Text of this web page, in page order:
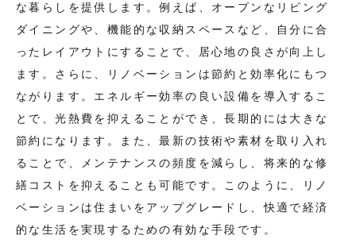
な暮らしを提供します。例えば、オープンなリビング
ダイニングや、機能的な収納スペースなど、自分に合
ったレイアウトにすることで、居心地の良さが向上し
ます。さらに、リノベーションは節約と効率化にもつ
ながります。エネルギー効率の良い設備を導入するこ
とで、光熱費を抑えることができ、長期的には大きな
節約になります。また、最新の技術や素材を取り入れ
ることで、メンテナンスの頻度を減らし、将来的な修
繕コストを抑えることも可能です。このように、リノ
ベーションは住まいをアップグレードし、快適で経済
的な生活を実現するための有効な手段です。